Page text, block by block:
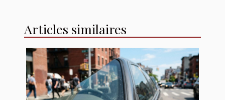
Articles similaires